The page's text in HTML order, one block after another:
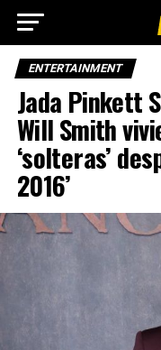
ENTERTAINMENT
Jada Pinkett
Will Smith
‘solteras’
2016’